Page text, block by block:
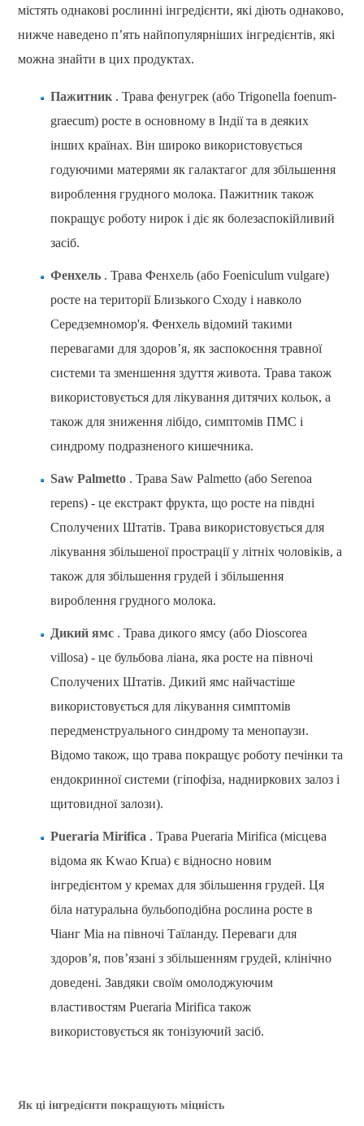
містять однакові рослинні інгредієнти, які діють однаково,
нижче наведено п’ять найпопулярніших інгредієнтів, які
можна знайти в цих продуктах.
Пажитник . Трава фенугрек (або Trigonella foenum-
graecum) росте в основному в Індії та в деяких
інших країнах. Він широко використовується
годуючими матерями як галактагог для збільшення
вироблення грудного молока. Пажитник також
покращує роботу нирок і діє як болезаспокійливий
засіб.
Фенхель . Трава Фенхель (або Foeniculum vulgare)
росте на території Близького Сходу і навколо
Середземномор'я. Фенхель відомий такими
перевагами для здоров’я, як заспокоєння травної
системи та зменшення здуття живота. Трава також
використовується для лікування дитячих кольок, а
також для зниження лібідо, симптомів ПМС і
синдрому подразненого кишечника.
Saw Palmetto . Трава Saw Palmetto (або Serenoa
repens) - це екстракт фрукта, що росте на півдні
Сполучених Штатів. Трава використовується для
лікування збільшеної прострації у літніх чоловіків, а
також для збільшення грудей і збільшення
вироблення грудного молока.
Дикий ямс . Трава дикого ямсу (або Dioscorea
villosa) - це бульбова ліана, яка росте на півночі
Сполучених Штатів. Дикий ямс найчастіше
використовується для лікування симптомів
передменструального синдрому та менопаузи.
Відомо також, що трава покращує роботу печінки та
ендокринної системи (гіпофіза, надниркових залоз і
щитовидної залози).
Pueraria Mirifica . Трава Pueraria Mirifica (місцева
відома як Kwao Krua) є відносно новим
інгредієнтом у кремах для збільшення грудей. Ця
біла натуральна бульбоподібна рослина росте в
Чіанг Міа на півночі Таїланду. Переваги для
здоров’я, пов’язані з збільшенням грудей, клінічно
доведені. Завдяки своїм омолоджуючим
властивостям Pueraria Mirifica також
використовується як тонізуючий засіб.
Як ці інгредієнти покращують міцність